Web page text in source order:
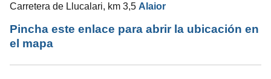
Carretera de Llucalari, km 3,5 Alaior
Pincha este enlace para abrir la ubicación en
el mapa